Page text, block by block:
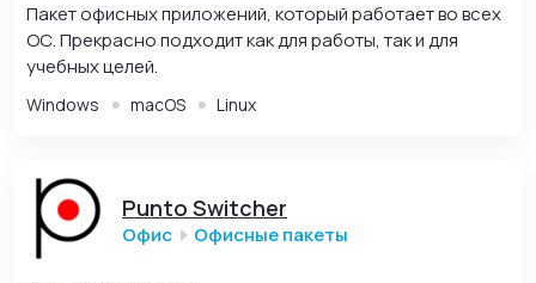
Пакет офисных приложений, который работает во всех
ОС. Прекрасно подходит как для работы, так и для
учебных целей.
Windows macOS Linux
Punto Switcher
Офис Офисные пакеты